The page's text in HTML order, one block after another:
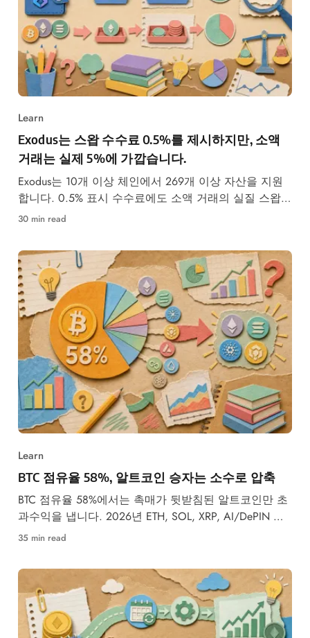
Learn
Exodus는 스왑 수수료 0.5%를 제시하지만, 소액
거래는 실제 5%에 가깝습니다.
Exodus는 10개 이상 체인에서 269개 이상 자산을 지원
합니다. 0.5% 표시 수수료에도 소액 거래의 실질 스왑
비용은 약 5%에 달합니다.
30 min read
Learn
BTC 점유율 58%, 알트코인 승자는 소수로 압축
BTC 점유율 58%에서는 촉매가 뒷받침된 알트코인만 초
과수익을 냅니다. 2026년 ETH, SOL, XRP, AI/DePIN 토
큰을 다룹니다.
35 min read